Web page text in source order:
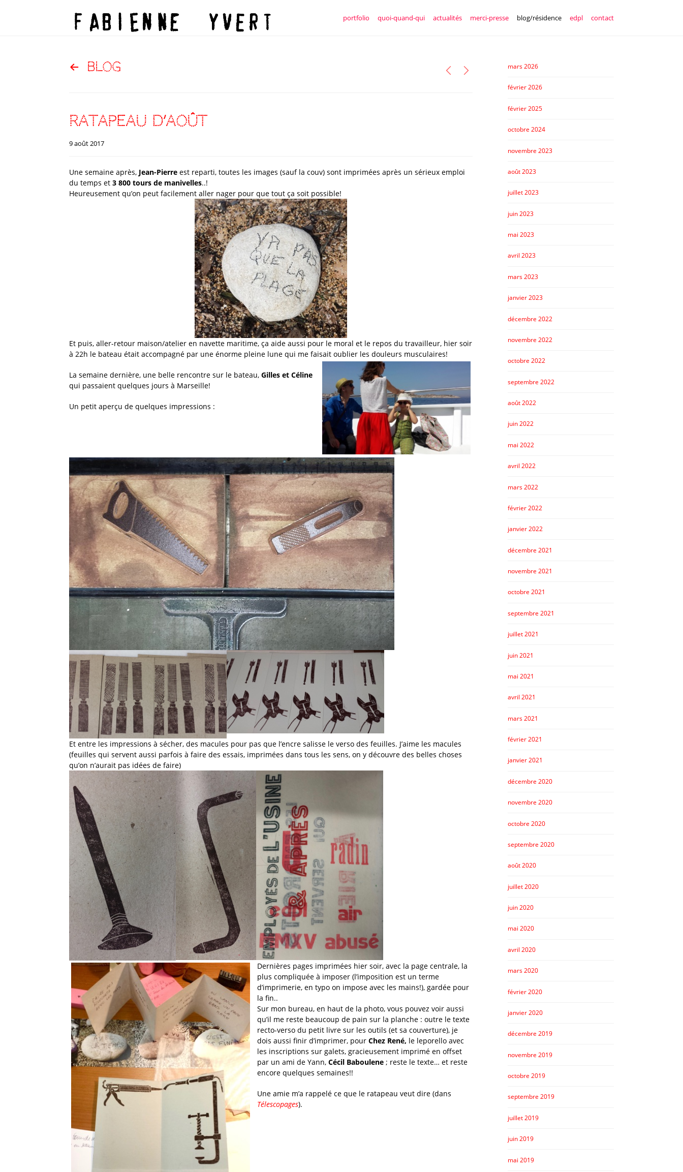
portfolio quoi-quand-qui actualités merci-presse blog/résidence edpl contact
blog
ratapeau d’août
9 août 2017
Une semaine après, Jean-Pierre est reparti, toutes les images (sauf la couv) sont imprimées après un sérieux emploi
du temps et 3 800 tours de manivelles..!
Heureusement qu’on peut facilement aller nager pour que tout ça soit possible!
Et puis, aller-retour maison/atelier en navette maritime, ça aide aussi pour le moral et le repos du travailleur, hier soir
à 22h le bateau était accompagné par une énorme pleine lune qui me faisait oublier les douleurs musculaires!
La semaine dernière, une belle rencontre sur le bateau, Gilles et Céline
qui passaient quelques jours à Marseille!
Un petit aperçu de quelques impressions :
Et entre les impressions à sécher, des macules pour pas que l’encre salisse le verso des feuilles. J’aime les macules
(feuilles qui servent aussi parfois à faire des essais, imprimées dans tous les sens, on y découvre des belles choses
qu’on n’aurait pas idées de faire)
Dernières pages imprimées hier soir, avec la page centrale, la
plus compliquée à imposer (l’imposition est un terme
d’imprimerie, en typo on impose avec les mains!), gardée pour
la fin..
Sur mon bureau, en haut de la photo, vous pouvez voir aussi
qu’il me reste beaucoup de pain sur la planche : outre le texte
recto-verso du petit livre sur les outils (et sa couverture), je
dois aussi finir d’imprimer, pour Chez René, le leporello avec
les inscriptions sur galets, gracieusement imprimé en offset
par un ami de Yann, Cécil Baboulene ; reste le texte… et reste
encore quelques semaines!!
Une amie m’a rappelé ce que le ratapeau veut dire (dans
Télescopages).
mars 2026
février 2026
février 2025
octobre 2024
novembre 2023
août 2023
juillet 2023
juin 2023
mai 2023
avril 2023
mars 2023
janvier 2023
décembre 2022
novembre 2022
octobre 2022
septembre 2022
août 2022
juin 2022
mai 2022
avril 2022
mars 2022
février 2022
janvier 2022
décembre 2021
novembre 2021
octobre 2021
septembre 2021
juillet 2021
juin 2021
mai 2021
avril 2021
mars 2021
février 2021
janvier 2021
décembre 2020
novembre 2020
octobre 2020
septembre 2020
août 2020
juillet 2020
juin 2020
mai 2020
avril 2020
mars 2020
février 2020
janvier 2020
décembre 2019
novembre 2019
octobre 2019
septembre 2019
juillet 2019
juin 2019
mai 2019